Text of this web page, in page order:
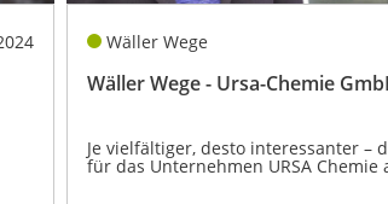
Wäller Wege
Wäller Wege - Ursa-Chemie
Je vielfältiger, desto interessanter –
für das Unternehmen URSA Chemie